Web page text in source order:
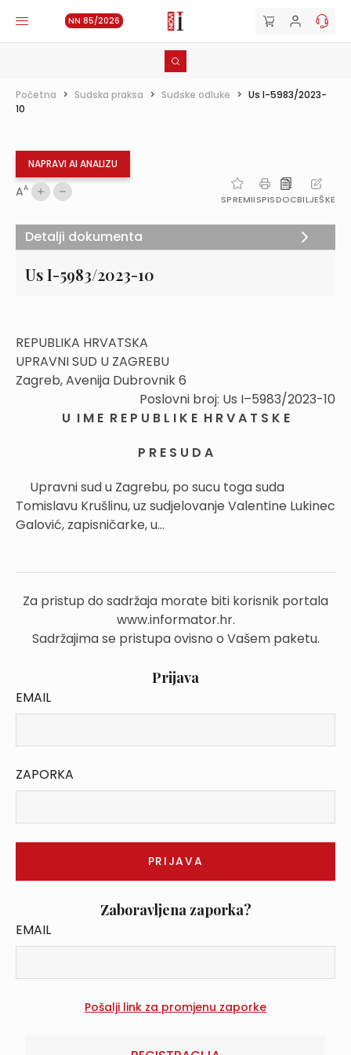
NN 85/2026
Početna > Sudska praksa > Sudske odluke > Us I-5983/2023-
10
NAPRAVI AI ANALIZU
AA
SPREMIISPISDOCBILJEŠKE
Us I-5983/2023-10
REPUBLIKA HRVATSKA
UPRAVNI SUD U ZAGREBU
Zagreb, Avenija Dubrovnik 6
Poslovni broj: Us I–5983/2023-10
U I M E R E P U B L I K E H R V A T S K E
P R E S U D A
Upravni sud u Zagrebu, po sucu toga suda
Tomislavu Krušlinu, uz sudjelovanje Valentine Lukinec
Galović, zapisničarke, u...
Za pristup do sadržaja morate biti korisnik portala
www.informator.hr.
Sadržajima se pristupa ovisno o Vašem paketu.
Prijava
EMAIL
ZAPORKA
Zaboravljena zaporka?
EMAIL
Detalji dokumenta